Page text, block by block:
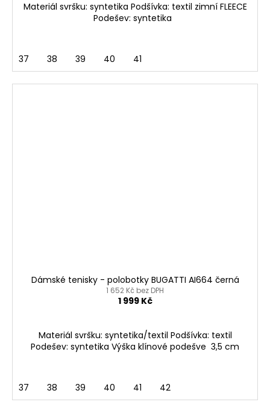
Materiál svršku: syntetika Podšívka: textil zimní FLEECE
Podešev: syntetika
37 38 39 40 41
Dámské tenisky - polobotky BUGATTI AI664 černá
1 652 Kč bez DPH
1 999 Kč
Materiál svršku: syntetika/textil Podšívka: textil
Podešev: syntetika Výška klínové podešve 3,5 cm
37 38 39 40 41 42